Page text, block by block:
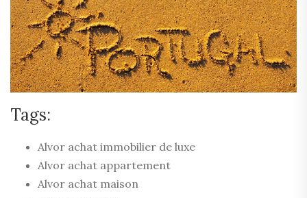
Tags:
Alvor achat immobilier de luxe
Alvor achat appartement
Alvor achat maison